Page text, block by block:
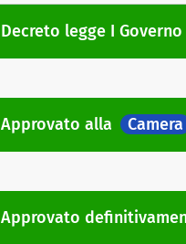
Decreto legge I
Approvato alla Camera
Approvato